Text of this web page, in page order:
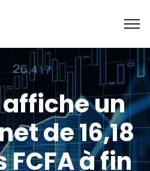
affiche un
de 16,18
à fin